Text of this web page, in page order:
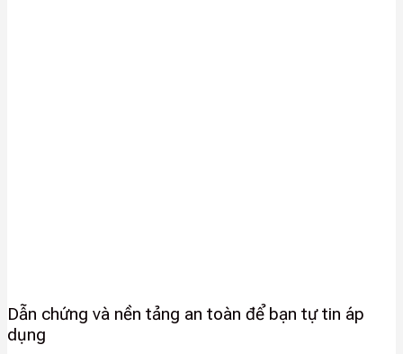
Dẫn chứng và nền tảng an toàn để bạn tự tin áp
dụng